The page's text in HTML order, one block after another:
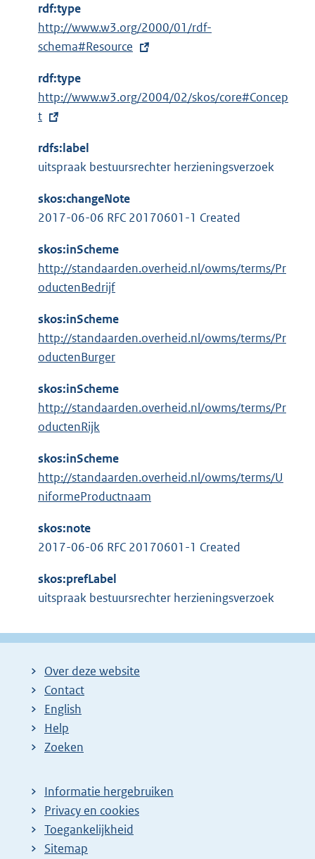
e
r
n
l
i
k
:
rdf:type
E
x
e
r
n
n
k
http://www.w3.org/2000/01/rdf-
schema#Resource
rdf:type
E
x
e
r
n
e
i
n
k
http://www.w3.org/2004/02/skos/core#Concep
t
rdfs:label
uitspraak bestuursrechter herzieningsverzoek
skos:changeNote
2017-06-06 RFC 20170601-1 Created
skos:inScheme
http://standaarden.overheid.nl/owms/terms/Pr
oductenBedrijf
skos:inScheme
http://standaarden.overheid.nl/owms/terms/Pr
oductenBurger
skos:inScheme
http://standaarden.overheid.nl/owms/terms/Pr
oductenRijk
skos:inScheme
http://standaarden.overheid.nl/owms/terms/U
niformeProductnaam
skos:note
2017-06-06 RFC 20170601-1 Created
skos:prefLabel
uitspraak bestuursrechter herzieningsverzoek
Over deze website
Contact
English
Help
Zoeken
Informatie hergebruiken
Privacy en cookies
Toegankelijkheid
Sitemap